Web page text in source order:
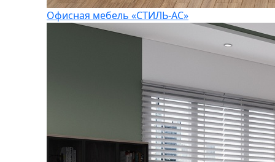
Офисная мебель «СТИЛЬ-АС»